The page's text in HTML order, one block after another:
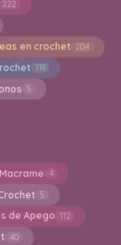
222
en crochet 204
118
5
Macrame 4
5
de Apego 112
40